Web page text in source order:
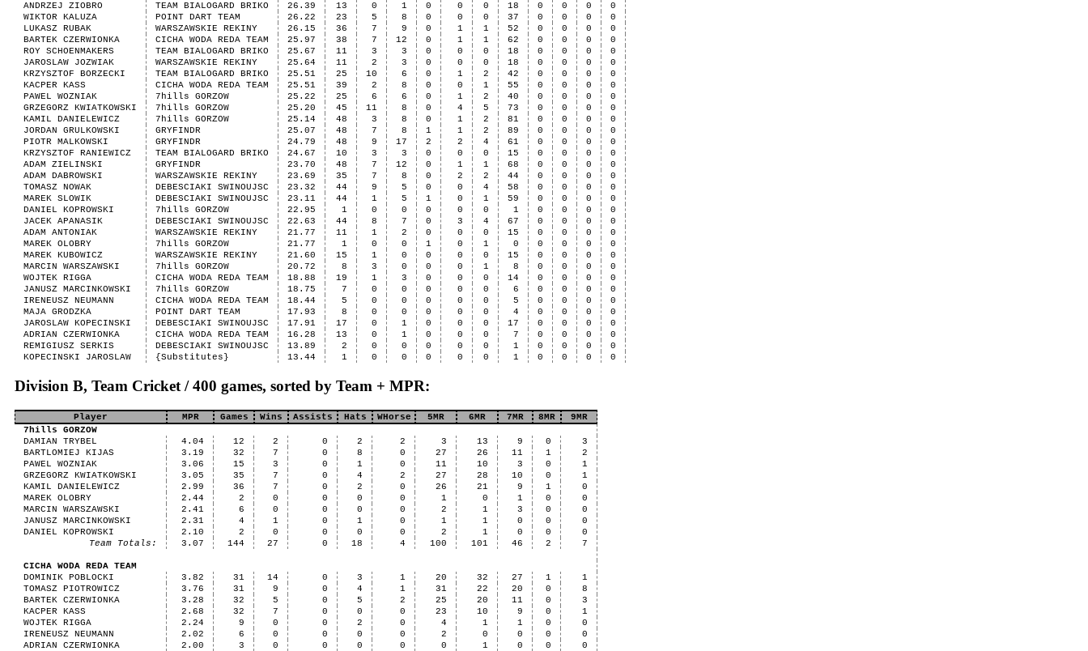
ANDRZEJ ZIOBRO
TEAM BIALOGARD BRIKO 26.39 13 0 1 0 0 0 18 0 0 0
0
WIKTOR KALUZA
POINT DART TEAM 26.22 23 5 8 0 0 0 37 0 0 0
0
LUKASZ RUBAK
WARSZAWSKIE REKINY 26.15 36 7 9 0 1 1 52 0 0 0
0
BARTEK CZERWIONKA
CICHA WODA REDA TEAM 25.97 38 7 12 0 1 1 62 0 0 0
0
ROY SCHOENMAKERS
TEAM BIALOGARD BRIKO 25.67 11 3 3 0 0 0 18 0 0 0
0
JAROSLAW JOZWIAK
WARSZAWSKIE REKINY 25.64 11 2 3 0 0 0 18 0 0 0
0
KRZYSZTOF BORZECKI
TEAM BIALOGARD BRIKO 25.51 25 10 6 0 1 2 42 0 0 0
0
KACPER KASS
CICHA WODA REDA TEAM 25.51 39 2 8 0 0 1 55 0 0 0
0
PAWEL WOZNIAK
7hills GORZOW 25.22 25 6 6 0 1 2 40 0 0 0
0
GRZEGORZ KWIATKOWSKI
7hills GORZOW 25.20 45 11 8 0 4 5 73 0 0 0
0
KAMIL DANIELEWICZ
7hills GORZOW 25.14 48 3 8 0 1 2 81 0 0 0
0
JORDAN GRULKOWSKI
GRYFINDR 25.07 48 7 8 1 1 2 89 0 0 0
0
PIOTR MALKOWSKI
GRYFINDR 24.79 48 9 17 2 2 4 61 0 0 0
0
KRZYSZTOF RANIEWICZ
TEAM BIALOGARD BRIKO 24.67 10 3 3 0 0 0 15 0 0 0
0
ADAM ZIELINSKI
GRYFINDR 23.70 48 7 12 0 1 1 68 0 0 0
0
ADAM DABROWSKI
WARSZAWSKIE REKINY 23.69 35 7 8 0 2 2 44 0 0 0
0
TOMASZ NOWAK
DEBESCIAKI SWINOUJSC 23.32 44 9 5 0 0 4 58 0 0 0
0
MAREK SLOWIK
DEBESCIAKI SWINOUJSC 23.11 44 1 5 1 0 1 59 0 0 0
0
DANIEL KOPROWSKI
7hills GORZOW 22.95 1 0 0 0 0 0 1 0 0 0
0
JACEK APANASIK
DEBESCIAKI SWINOUJSC 22.63 44 8 7 0 3 4 67 0 0 0
0
ADAM ANTONIAK
WARSZAWSKIE REKINY 21.77 11 1 2 0 0 0 15 0 0 0
0
MAREK OLOBRY
7hills GORZOW 21.77 1 0 0 1 0 1 0 0 0 0
0
MAREK KUBOWICZ
WARSZAWSKIE REKINY 21.60 15 1 0 0 0 0 15 0 0 0
0
MARCIN WARSZAWSKI
7hills GORZOW 20.72 8 3 0 0 0 1 8 0 0 0
0
WOJTEK RIGGA
CICHA WODA REDA TEAM 18.88 19 1 3 0 0 0 14 0 0 0
0
JANUSZ MARCINKOWSKI
7hills GORZOW 18.75 7 0 0 0 0 0 6 0 0 0
0
IRENEUSZ NEUMANN
CICHA WODA REDA TEAM 18.44 5 0 0 0 0 0 5 0 0 0
0
MAJA GRODZKA
POINT DART TEAM 17.93 8 0 0 0 0 0 4 0 0 0
0
JAROSLAW KOPECINSKI
DEBESCIAKI SWINOUJSC 17.91 17 0 1 0 0 0 17 0 0 0
0
ADRIAN CZERWIONKA
CICHA WODA REDA TEAM 16.28 13 0 1 0 0 0 7 0 0 0
0
REMIGIUSZ SERKIS
DEBESCIAKI SWINOUJSC 13.89 2 0 0 0 0 0 1 0 0 0
0
KOPECINSKI JAROSLAW
{Substitutes} 13.44 1 0 0 0 0 0 1 0 0 0 0
Division B, Team Cricket / 400 games, sorted by Team + MPR:
Player MPR Games Wins Assists Hats WHorse 5MR 6MR 7MR 8MR
9MR
7hills GORZOW
DAMIAN TRYBEL
4.04 12 2 0 2 2 3 13 9 0
3
BARTLOMIEJ KIJAS
3.19 32 7 0 8 0 27 26 11 1
2
PAWEL WOZNIAK
3.06 15 3 0 1 0 11 10 3 0
1
GRZEGORZ KWIATKOWSKI
3.05 35 7 0 4 2 27 28 10 0
1
KAMIL DANIELEWICZ
2.99 36 7 0 2 0 26 21 9 1
0
MAREK OLOBRY
2.44 2 0 0 0 0 1 0 1 0
0
MARCIN WARSZAWSKI
2.41 6 0 0 0 0 2 1 3 0
0
JANUSZ MARCINKOWSKI
2.31 4 1 0 1 0 1 1 0 0
0
DANIEL KOPROWSKI
2.10 2 0 0 0 0 2 1 0 0
0
Team Totals:
3.07 144 27 0 18 4 100 101 46 2 7
CICHA WODA REDA TEAM
DOMINIK POBLOCKI
3.82 31 14 0 3 1 20 32 27 1
1
TOMASZ PIOTROWICZ
3.76 31 9 0 4 1 31 22 20 0
8
BARTEK CZERWIONKA
3.28 32 5 0 5 2 25 20 11 0
3
KACPER KASS
2.68 32 7 0 0 0 23 10 9 0
1
WOJTEK RIGGA
2.24 9 0 0 2 0 4 1 1 0
0
IRENEUSZ NEUMANN
2.02 6 0 0 0 0 2 0 0 0
0
ADRIAN CZERWIONKA
2.00 3 0 0 0 0 0 1 0 0
0